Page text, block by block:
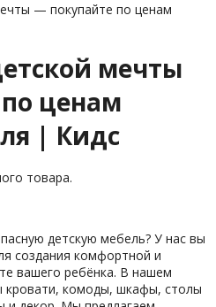
— покупайте по ценам
мечты
ценам
| Кидс
товара.
детскую мебель? У нас вы
создания комфортной и
вашего ребёнка. В нашем
кровати, комоды, шкафы, столы